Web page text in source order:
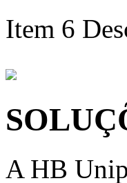
Item 6
A HB